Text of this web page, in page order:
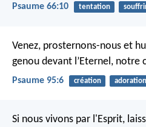
Psaume 66:10 tentation
Venez, prosternons-nous et
genou devant l’Eternel, notre
Psaume 95:6 création adoration
Si nous vivons par l'Esprit,